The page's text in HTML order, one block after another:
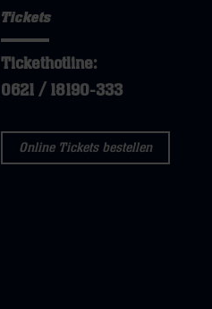
Tickets
Tickethotline:
0621 / 18190-333
Online Tickets bestellen